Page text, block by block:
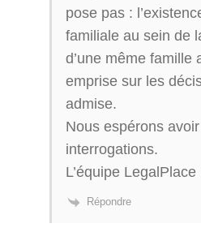
pose pas :
familiale au sein de
d’une même famille
emprise sur les
admise.
Nous espérons
interrogations.
L’équipe LegalPlace
Répondre